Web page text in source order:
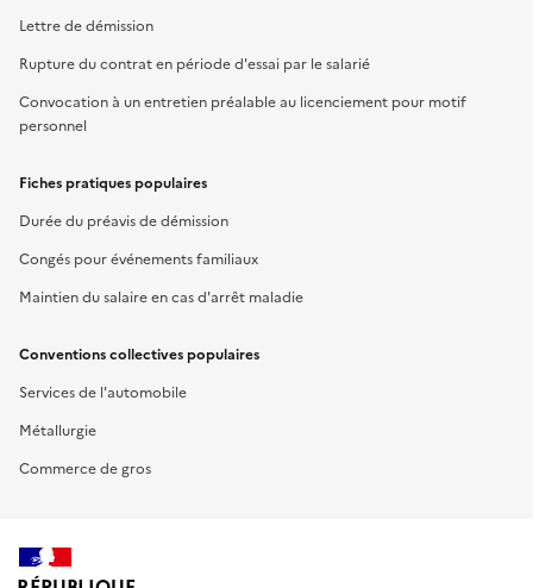
Lettre de démission
Rupture du contrat en période d'essai par le salarié
Convocation à un entretien préalable au licenciement pour motif
personnel
Fiches pratiques populaires
Durée du préavis de démission
Congés pour événements familiaux
Maintien du salaire en cas d'arrêt maladie
Conventions collectives populaires
Services de l'automobile
Métallurgie
Commerce de gros